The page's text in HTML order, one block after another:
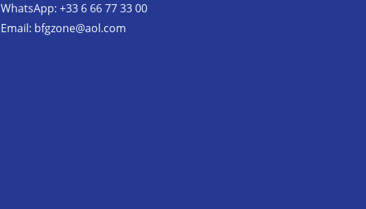
WhatsApp: +33 6 66 77 33 00
Email: bfgzone@aol.com